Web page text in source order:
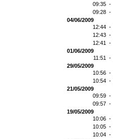
09:35 -
09:28 -
04/06/2009
12:44 -
12:43 -
12:41 -
01/06/2009
11:51 -
29/05/2009
10:56 -
10:54 -
21/05/2009
09:59 -
09:57 -
19/05/2009
10:06 -
10:05 -
10:04 -